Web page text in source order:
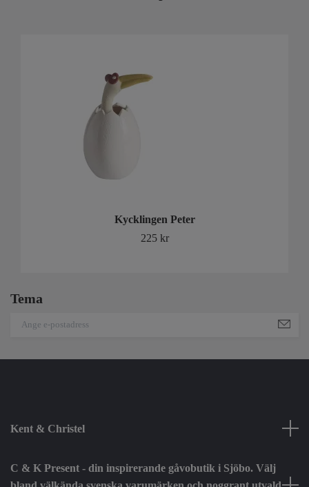
Tema
Kycklingen Peter
225 kr
Kent & Christel
C & K Present - din inspirerande gåvobutik i Sjöbo. Välj